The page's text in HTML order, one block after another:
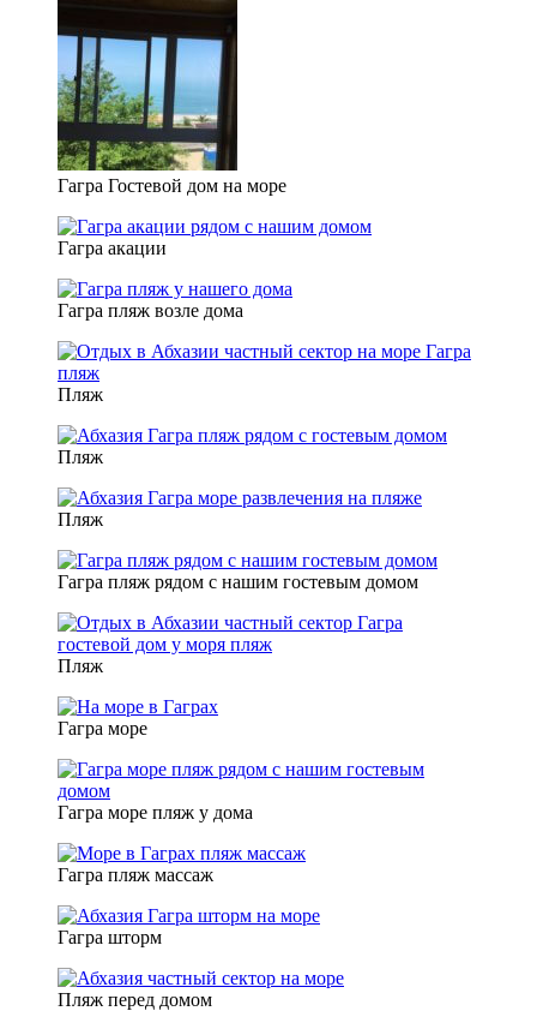
Гагра Гостевой дом на море
Гагра акации
Гагра пляж возле дома
Пляж
Пляж
Пляж
Гагра пляж рядом с нашим гостевым домом
Пляж
Гагра море
Гагра море пляж у дома
Гагра пляж массаж
Гагра шторм
Пляж перед домом